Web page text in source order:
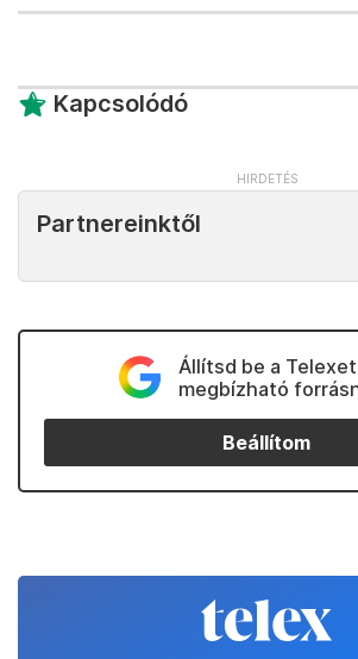
Kapcsolódó
Partnereinktől
Állítsd be a Telexet
megbízható
Beállítom